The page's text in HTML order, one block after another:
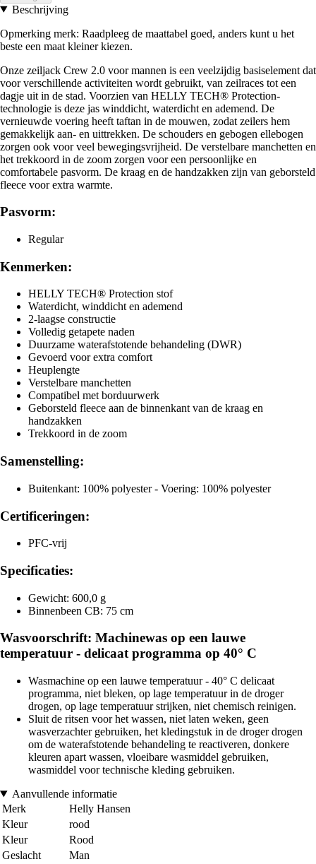
Beschrijving
Opmerking merk: Raadpleeg de maattabel goed, anders kunt u het
beste een maat kleiner kiezen.
Onze zeiljack Crew 2.0 voor mannen is een veelzijdig basiselement dat
voor verschillende activiteiten wordt gebruikt, van zeilraces tot een
dagje uit in de stad. Voorzien van HELLY TECH® Protection-
technologie is deze jas winddicht, waterdicht en ademend. De
vernieuwde voering heeft taftan in de mouwen, zodat zeilers hem
gemakkelijk aan- en uittrekken. De schouders en gebogen ellebogen
zorgen ook voor veel bewegingsvrijheid. De verstelbare manchetten en
het trekkoord in de zoom zorgen voor een persoonlijke en
comfortabele pasvorm. De kraag en de handzakken zijn van geborsteld
fleece voor extra warmte.
Pasvorm:
Regular
Kenmerken:
HELLY TECH® Protection stof
Waterdicht, winddicht en ademend
2-laagse constructie
Volledig getapete naden
Duurzame waterafstotende behandeling (DWR)
Gevoerd voor extra comfort
Heuplengte
Verstelbare manchetten
Compatibel met borduurwerk
Geborsteld fleece aan de binnenkant van de kraag en
handzakken
Trekkoord in de zoom
Samenstelling:
Buitenkant: 100% polyester - Voering: 100% polyester
Certificeringen:
PFC-vrij
Specificaties:
Gewicht: 600,0 g
Binnenbeen CB: 75 cm
Wasvoorschrift: Machinewas op een lauwe
temperatuur - delicaat programma op 40° C
Wasmachine op een lauwe temperatuur - 40° C delicaat
programma, niet bleken, op lage temperatuur in de droger
drogen, op lage temperatuur strijken, niet chemisch reinigen.
Sluit de ritsen voor het wassen, niet laten weken, geen
wasverzachter gebruiken, het kledingstuk in de droger drogen
om de waterafstotende behandeling te reactiveren, donkere
kleuren apart wassen, vloeibare wasmiddel gebruiken,
wasmiddel voor technische kleding gebruiken.
Aanvullende informatie
Merk
Helly Hansen
Kleur
rood
Kleur
Rood
Geslacht
Man